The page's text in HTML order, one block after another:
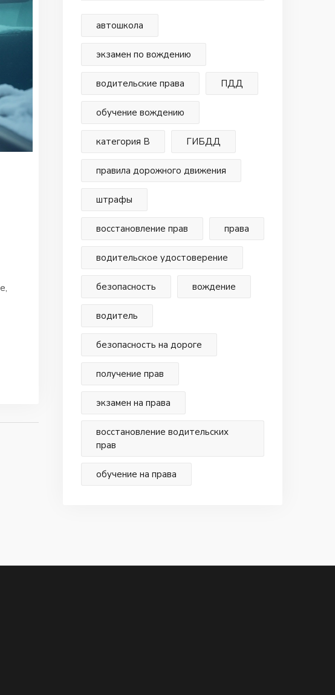
автошкола
экзамен по вождению
водительские права ПДД
обучение вождению
категория В ГИБДД
правила дорожного движения
штрафы
восстановление прав права
водительское удостоверение
безопасность вождение
водитель
безопасность на дороге
получение прав
экзамен на права
восстановление водительских
прав
обучение на права